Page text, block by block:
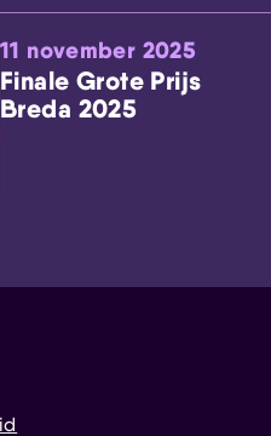
11 november 2025
Finale Grote Prijs
Breda 2025